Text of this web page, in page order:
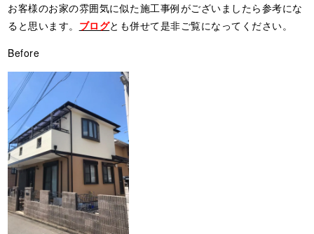
お客様のお家の雰囲気に似た施工事例がございましたら参考にな
ると思います。 ブログとも併せて是非ご覧になってください。
Before